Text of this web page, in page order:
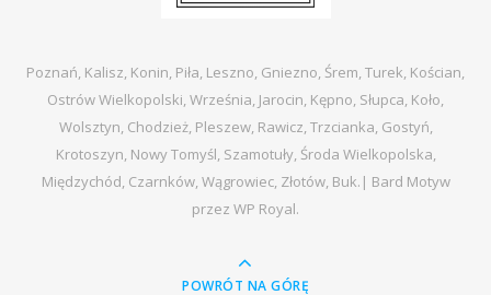
Poznań, Kalisz, Konin, Piła, Leszno, Gniezno, Śrem, Turek, Kościan,
Ostrów Wielkopolski, Września, Jarocin, Kępno, Słupca, Koło,
Wolsztyn, Chodzież, Pleszew, Rawicz, Trzcianka, Gostyń,
Krotoszyn, Nowy Tomyśl, Szamotuły, Środa Wielkopolska,
Międzychód, Czarnków, Wągrowiec, Złotów, Buk.| Bard Motyw
przez WP Royal.
POWRÓT NA GÓRĘ